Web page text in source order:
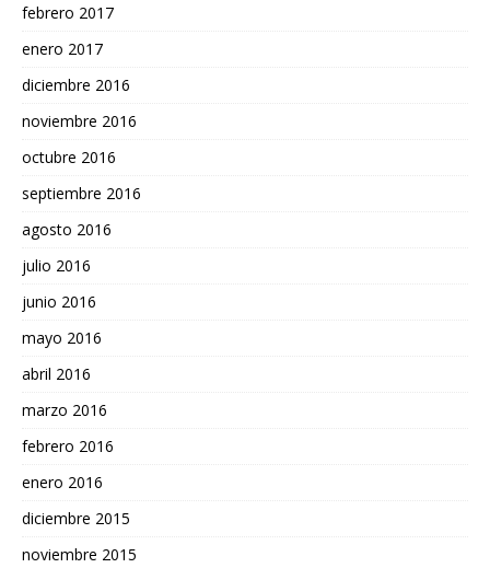
febrero 2017
enero 2017
diciembre 2016
noviembre 2016
octubre 2016
septiembre 2016
agosto 2016
julio 2016
junio 2016
mayo 2016
abril 2016
marzo 2016
febrero 2016
enero 2016
diciembre 2015
noviembre 2015